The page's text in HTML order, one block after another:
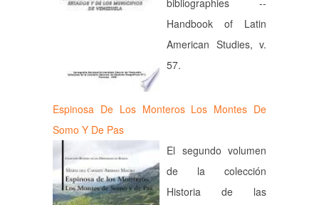
bibliographies --
Handbook of Latin
American Studies, v.
57.
Espinosa De Los Monteros Los Montes De
Somo Y De Pas
El segundo volumen
de la colección
Historia de las